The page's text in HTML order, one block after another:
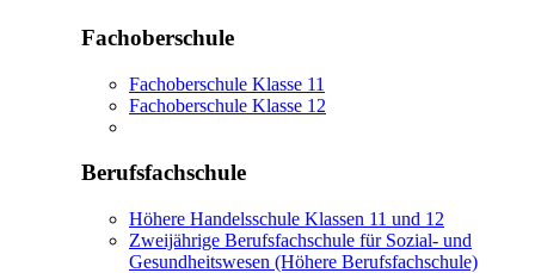
Fachoberschule
Fachoberschule Klasse 11
Fachoberschule Klasse 12
Berufsfachschule
Höhere Handelsschule Klassen 11 und 12
Zweijährige Berufsfachschule für Sozial- und
Gesundheitswesen (Höhere Berufsfachschule)